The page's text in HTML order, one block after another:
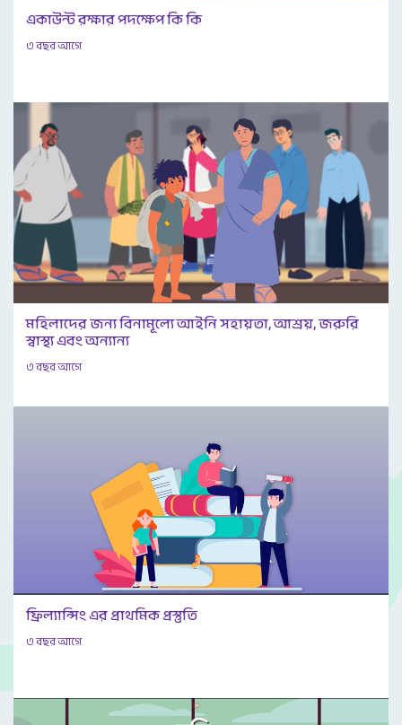
একাউন্ট রক্ষার পদক্ষেপ কি কি
৩ বছর আগে
মহিলাদের জন্য বিনামূল্যে আইনি সহায়তা, আশ্রয়, জরুরি
স্বাস্থ্য এবং অন্যান্য
৩ বছর আগে
ফ্রিল্যান্সিং এর প্রাথমিক প্রস্তুতি
৩ বছর আগে